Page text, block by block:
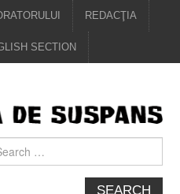
REDACŢIA
SECTION